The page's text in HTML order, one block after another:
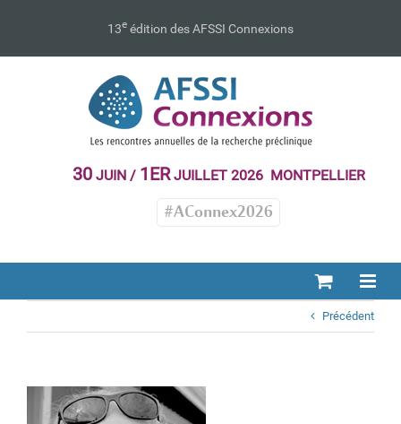
13e édition des AFSSI Connexions
30JUIN / 1ERJUILLET 2026 MONTPELLIER
#AConnex2026
Précédent